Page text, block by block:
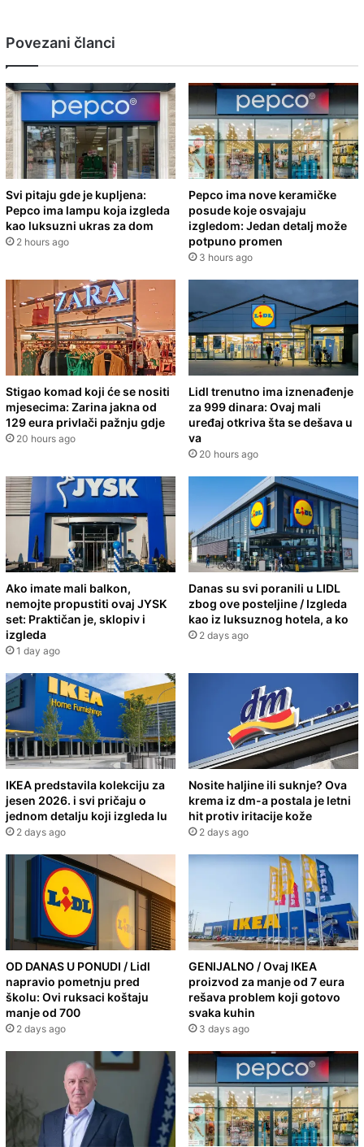
Povezani članci
Svi pitaju gde je kupljena:
Pepco ima lampu koja izgleda
kao luksuzni ukras za dom
2 hours ago
Pepco ima nove keramičke
posude koje osvajaju
izgledom: Jedan detalj može
potpuno promen
3 hours ago
Stigao komad koji će se nositi
mjesecima: Zarina jakna od
129 eura privlači pažnju gdje
20 hours ago
Lidl trenutno ima iznenađenje
za 999 dinara: Ovaj mali
uređaj otkriva šta se dešava u
va
20 hours ago
Ako imate mali balkon,
nemojte propustiti ovaj JYSK
set: Praktičan je, sklopiv i
izgleda
1 day ago
Danas su svi poranili u LIDL
zbog ove posteljine / Izgleda
kao iz luksuznog hotela, a ko
2 days ago
IKEA predstavila kolekciju za
jesen 2026. i svi pričaju o
jednom detalju koji izgleda lu
2 days ago
Nosite haljine ili suknje? Ova
krema iz dm-a postala je letni
hit protiv iritacije kože
2 days ago
OD DANAS U PONUDI / Lidl
napravio pometnju pred
školu: Ovi ruksaci koštaju
manje od 700
2 days ago
GENIJALNO / Ovaj IKEA
proizvod za manje od 7 eura
rešava problem koji gotovo
svaka kuhin
3 days ago